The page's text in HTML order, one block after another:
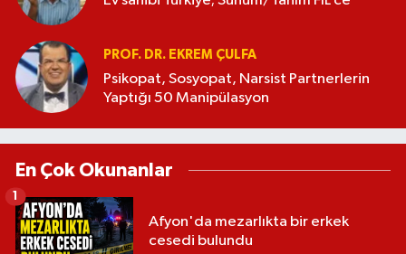
PROF. DR. EKREM ÇULFA
Psikopat, Sosyopat, Narsist Partnerlerin
Yaptığı 50 Manipülasyon
En Çok Okunanlar
Afyon'da mezarlıkta bir erkek
cesedi bulundu
1